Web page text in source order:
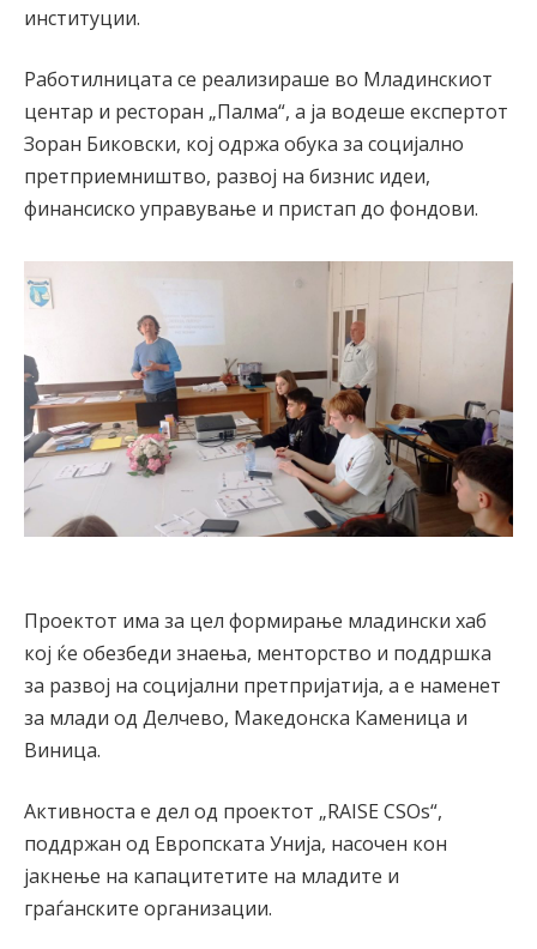
институции.
Работилницата се реализираше во Младинскиот
центар и ресторан „Палма“, а ја водеше експертот
Зоран Биковски, кој одржа обука за социјално
претприемништво, развој на бизнис идеи,
финансиско управување и пристап до фондови.
Проектот има за цел формирање младински хаб
кој ќе обезбеди знаења, менторство и поддршка
за развој на социјални претпријатија, а е наменет
за млади од Делчево, Македонска Каменица и
Виница.
Активноста е дел од проектот „RAISE CSOs“,
поддржан од Европската Унија, насочен кон
јакнење на капацитетите на младите и
граѓанските организации.